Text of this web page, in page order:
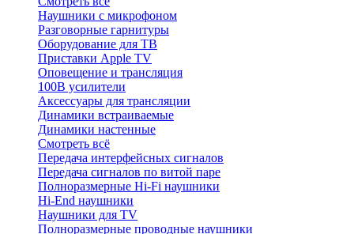
Наушники с микрофоном
Разговорные гарнитуры
Оборудование для ТВ
Приставки Apple TV
Оповещение и трансляция
100В усилители
Аксессуары для трансляции
Динамики встраиваемые
Динамики настенные
Смотреть всё
Передача интерфейсных сигналов
Передача сигналов по витой паре
Полноразмерные Hi-Fi наушники
Hi-End наушники
Наушники для TV
Полноразмерные проводные наушники